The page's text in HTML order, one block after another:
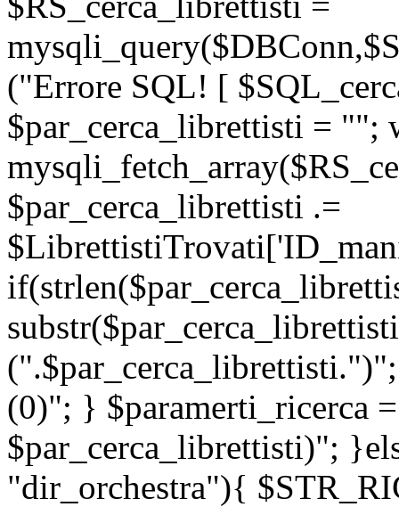
("Errore SQL! [
$par_cerca_librettisti =
$par_cerca_librettisti .=
(0)"; } $paramerti_ricerca
$par_cerca_librettisti)";
"dir_orchestra"){